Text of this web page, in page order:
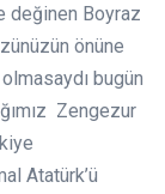
değinen Boyraz
önüne
bugün
Zengezur
Atatürk’ü